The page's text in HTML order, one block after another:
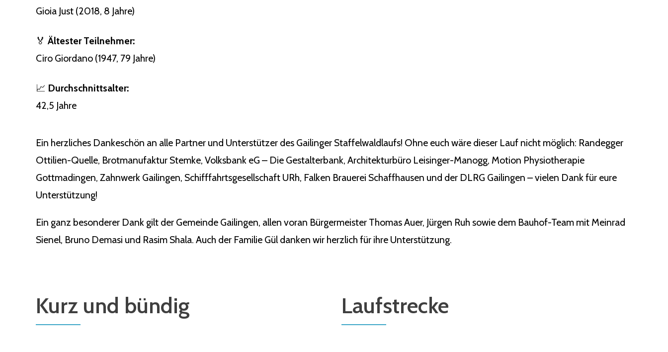
Gioia Just (2018, 8 Jahre)
🏅 Ältester Teilnehmer:
Ciro Giordano (1947, 79 Jahre)
📈 Durchschnittsalter:
42,5 Jahre
Ein herzliches Dankeschön an alle Partner und Unterstützer des Gailinger Staffelwaldlaufs! Ohne euch wäre dieser Lauf nicht möglich: Randegger
Ottilien-Quelle, Brotmanufaktur Stemke, Volksbank eG – Die Gestalterbank, Architekturbüro Leisinger-Manogg, Motion Physiotherapie
Gottmadingen, Zahnwerk Gailingen, Schifffahrtsgesellschaft URh, Falken Brauerei Schaffhausen und der DLRG Gailingen – vielen Dank für eure
Unterstützung!
Ein ganz besonderer Dank gilt der Gemeinde Gailingen, allen voran Bürgermeister Thomas Auer, Jürgen Ruh sowie dem Bauhof-Team mit Meinrad
Sienel, Bruno Demasi und Rasim Shala. Auch der Familie Gül danken wir herzlich für ihre Unterstützung.
Kurz und bündig Laufstrecke